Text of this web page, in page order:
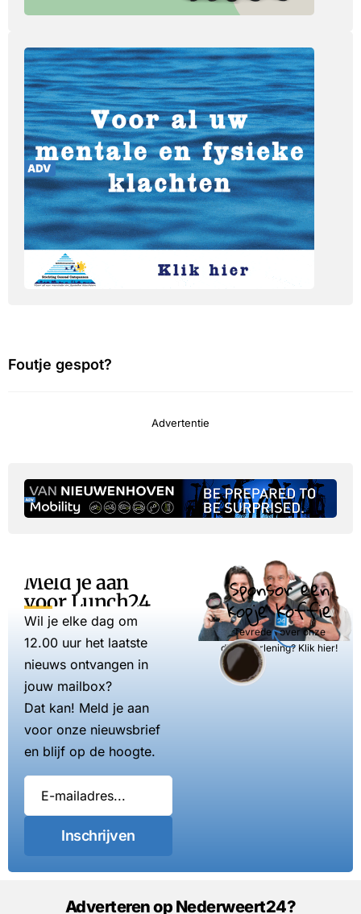
Foutje gespot?
Advertentie
Meld je aan
voor Lunch24
Wil je elke dag om
12.00 uur het laatste
nieuws ontvangen in
jouw mailbox?
Dat kan! Meld je aan
voor onze nieuwsbrief
en blijf op de hoogte.
Inschrijven
Sponsor een
kopje koffie
Tevreden over onze
dienstverlening? Klik hier!
Adverteren op Nederweert24?